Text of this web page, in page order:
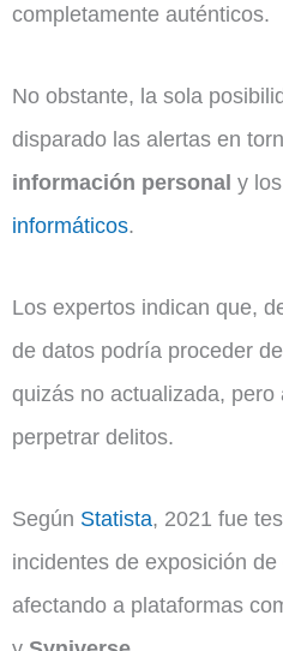
completamente auténticos.
No obstante, la sola
disparado las alertas en
información personal y
informáticos.
Los expertos indican que,
de datos podría proceder
quizás no actualizada,
perpetrar delitos.
Según Statista, 2021 fue
incidentes de exposición
afectando a plataformas